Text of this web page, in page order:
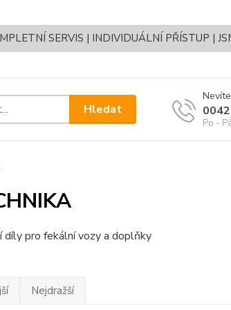
SERVIS | INDIVIDUÁLNÍ PŘÍSTUP |
Hledat
Po -
díly pro fekální vozy a doplňky
Nejdražší